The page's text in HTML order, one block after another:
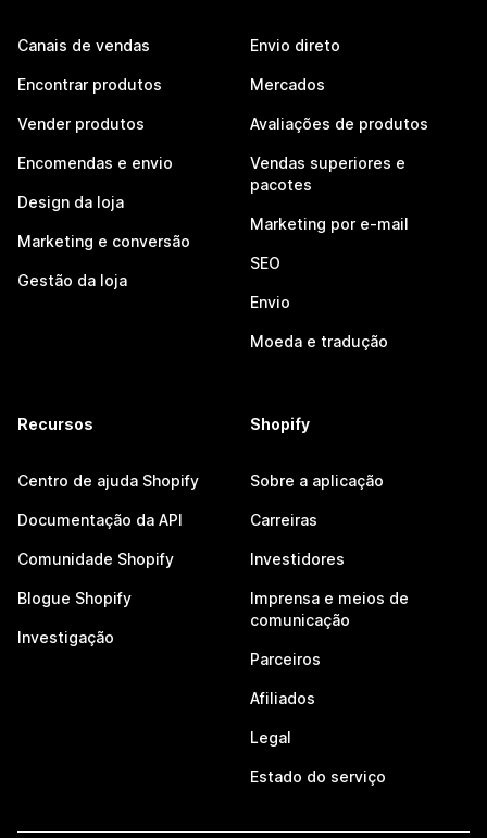
Canais de vendas
Encontrar produtos
Vender produtos
Encomendas e envio
Design da loja
Marketing e conversão
Gestão da loja
Envio direto
Mercados
Avaliações de produtos
Vendas superiores e
pacotes
Marketing por e-mail
SEO
Envio
Moeda e tradução
Recursos
Centro de ajuda Shopify
Documentação da API
Comunidade Shopify
Blogue Shopify
Investigação
Shopify
Sobre a aplicação
Carreiras
Investidores
Imprensa e meios de
comunicação
Parceiros
Afiliados
Legal
Estado do serviço